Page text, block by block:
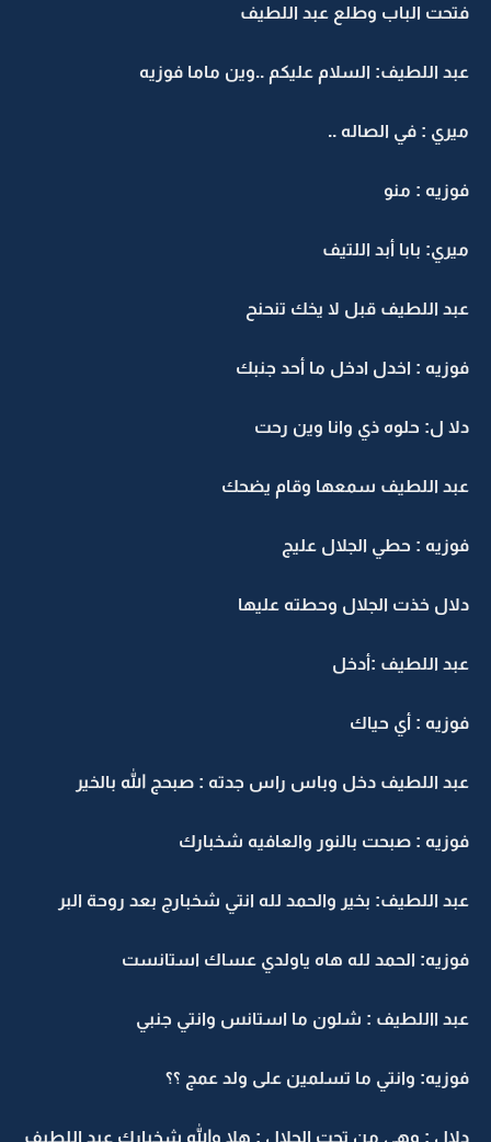
فتحت الباب وطلع عبد اللطيف
عبد اللطيف: السلام عليكم ..وين ماما فوزيه
ميري : في الصاله ..
فوزيه : منو
ميري: بابا أبد اللتيف
عبد اللطيف قبل لا يخك تنحنح
فوزيه : اخدل ادخل ما أحد جنبك
دلا ل: حلوه ذي وانا وين رحت
عبد اللطيف سمعها وقام يضحك
فوزيه : حطي الجلال عليج
دلال خذت الجلال وحطته عليها
عبد اللطيف :أدخل
فوزيه : أي حياك
عبد اللطيف دخل وباس راس جدته : صبحج الله بالخير
فوزيه : صبحت بالنور والعافيه شخبارك
عبد اللطيف: بخير والحمد لله انتي شخبارج بعد روحة البر
فوزيه: الحمد لله هاه ياولدي عساك استانست
عبد االلطيف : شلون ما استانس وانتي جنبي
فوزيه: وانتي ما تسلمين على ولد عمج ؟؟
دلال : وهي من تحت الجلال : هلا والله شخبارك عبد اللطيف